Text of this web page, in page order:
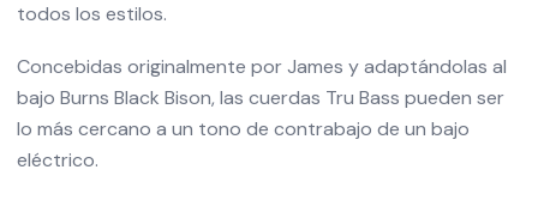
todos los estilos.
Concebidas originalmente por James y adaptándolas al
bajo Burns Black Bison, las cuerdas Tru Bass pueden ser
lo más cercano a un tono de contrabajo de un bajo
eléctrico.